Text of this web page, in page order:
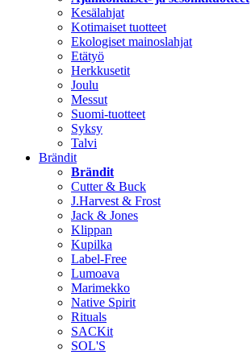
Kesälahjat
Kotimaiset tuotteet
Ekologiset mainoslahjat
Etätyö
Herkkusetit
Joulu
Messut
Suomi-tuotteet
Syksy
Talvi
Brändit
Brändit
Cutter & Buck
J.Harvest & Frost
Jack & Jones
Klippan
Kupilka
Label-Free
Lumoava
Marimekko
Native Spirit
Rituals
SACKit
SOL'S